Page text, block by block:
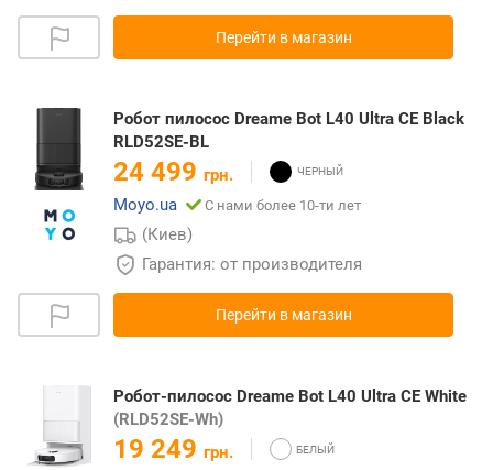
Перейти в магазин
Робот пилосос Dreame Bot L40 Ultra CE Black
RLD52SE-BL
24 499 грн.
Moyo.ua
С нами более 10-ти лет
(Киев)
Гарантия: от производителя
Перейти в магазин
Робот-пилосос Dreame Bot L40 Ultra CE White
(RLD52SE-Wh)
19 249 грн.